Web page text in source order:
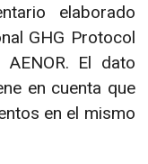
elaborado
GHG Protocol
El dato
en cuenta que
en el mismo